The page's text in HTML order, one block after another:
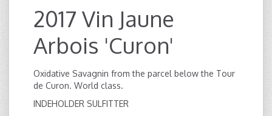
2017 Vin Jaune
Arbois 'Curon'
Oxidative Savagnin from the parcel below the Tour
de Curon. World class.
INDEHOLDER SULFITTER